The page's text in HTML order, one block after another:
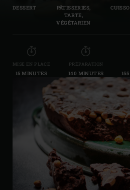
DESSERT
PÂTISSERIES,
TARTE,
VÉGÉTARIEN
MISE EN PLACE
15 MINUTES
PRÉPARATION
140 MINUTES